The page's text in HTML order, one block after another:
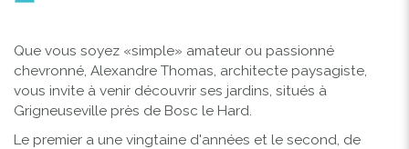
Que vous soyez «simple» amateur ou passionné
chevronné, Alexandre Thomas, architecte paysagiste,
vous invite à venir découvrir ses jardins, situés à
Grigneuseville près de Bosc le Hard.
Le premier a une vingtaine d'années et le second, de